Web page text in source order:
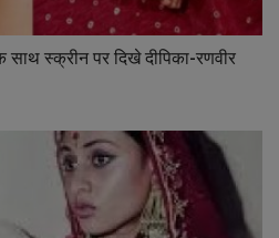
स्क्रीन पर दिखे दीपिका-रणवीर